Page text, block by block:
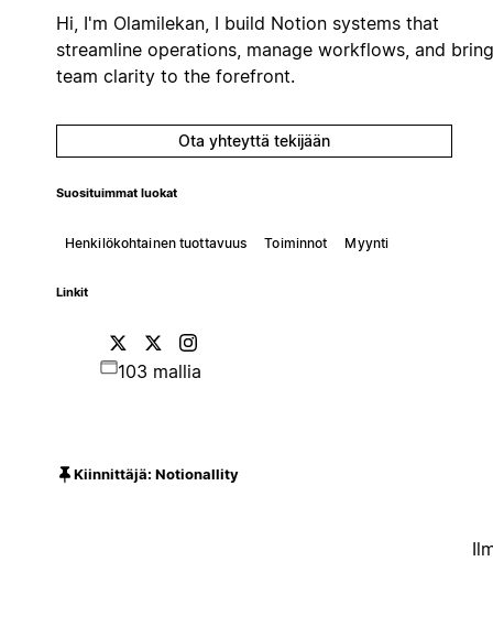
Hi, I'm Olamilekan, I build Notion systems that
streamline operations, manage workflows, and bring
team clarity to the forefront.
Ota yhteyttä tekijään
Suosituimmat luokat
Henkilökohtainen tuottavuus Toiminnot Myynti
Linkit
103 mallia
Kiinnittäjä: Notionallity